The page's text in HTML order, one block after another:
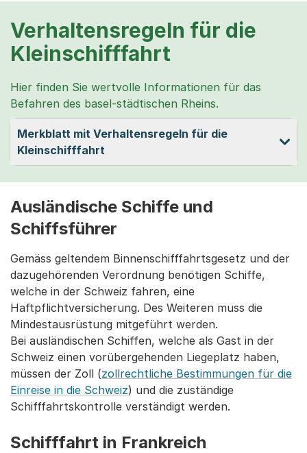
Verhaltensregeln für die
Kleinschifffahrt
Hier finden Sie wertvolle Informationen für das
Befahren des basel-städtischen Rheins.
Merkblatt mit Verhaltensregeln für die
Kleinschifffahrt
Ausländische Schiffe und
Schiffsführer
Gemäss geltendem Binnenschifffahrtsgesetz und der
dazugehörenden Verordnung benötigen Schiffe,
welche in der Schweiz fahren, eine
Haftpflichtversicherung. Des Weiteren muss die
Mindestausrüstung mitgeführt werden.
Bei ausländischen Schiffen, welche als Gast in der
Schweiz einen vorübergehenden Liegeplatz haben,
müssen der Zoll (zollrechtliche Bestimmungen für die
Einreise in die Schweiz) und die zuständige
Schifffahrtskontrolle verständigt werden.
Schifffahrt in Frankreich